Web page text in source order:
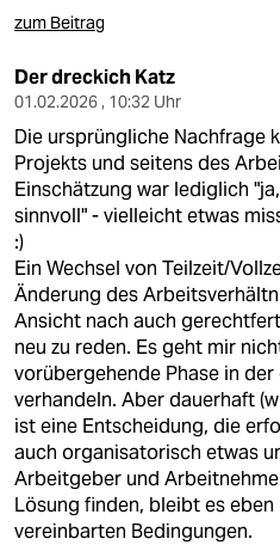
zum Beitrag
Der dreckich Katz
01.02.2026 , 10:32 Uhr
Die ursprüngliche Nachfrage
Projekts und seitens des
Einschätzung war lediglich
sinnvoll" - vielleicht etwas
:)
Ein Wechsel von Teilzeit/
Änderung des
Ansicht nach auch
neu zu reden. Es geht mir
vorübergehende Phase in
verhandeln. Aber dauerhaft
ist eine Entscheidung, die
auch organisatorisch etwas
Arbeitgeber und
Lösung finden, bleibt es
vereinbarten Bedingungen.